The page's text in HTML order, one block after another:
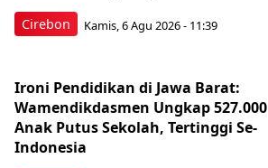
Cirebon Kamis, 6 Agu 2026 - 11:39
Ironi Pendidikan di Jawa Barat:
Wamendikdasmen Ungkap 527.000
Anak Putus Sekolah, Tertinggi Se-
Indonesia